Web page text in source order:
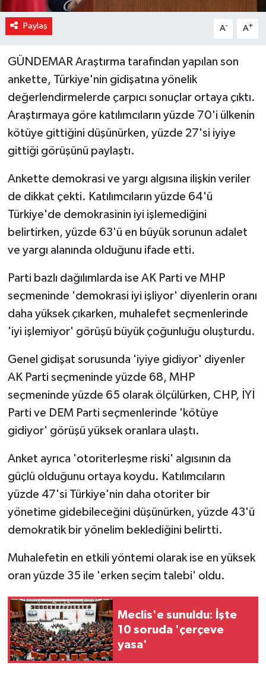
Paylaş A- A+
GÜNDEMAR Araştırma tarafından yapılan son
ankette, Türkiye'nin gidişatına yönelik
değerlendirmelerde çarpıcı sonuçlar ortaya çıktı.
Araştırmaya göre katılımcıların yüzde 70'i ülkenin
kötüye gittiğini düşünürken, yüzde 27'si iyiye
gittiği görüşünü paylaştı.
Ankette demokrasi ve yargı algısına ilişkin veriler
de dikkat çekti. Katılımcıların yüzde 64'ü
Türkiye'de demokrasinin iyi işlemediğini
belirtirken, yüzde 63'ü en büyük sorunun adalet
ve yargı alanında olduğunu ifade etti.
Parti bazlı dağılımlarda ise AK Parti ve MHP
seçmeninde 'demokrasi iyi işliyor' diyenlerin oranı
daha yüksek çıkarken, muhalefet seçmenlerinde
'iyi işlemiyor' görüşü büyük çoğunluğu oluşturdu.
Genel gidişat sorusunda 'iyiye gidiyor' diyenler
AK Parti seçmeninde yüzde 68, MHP
seçmeninde yüzde 65 olarak ölçülürken, CHP, İYİ
Parti ve DEM Parti seçmenlerinde 'kötüye
gidiyor' görüşü yüksek oranlara ulaştı.
Anket ayrıca 'otoriterleşme riski' algısının da
güçlü olduğunu ortaya koydu. Katılımcıların
yüzde 47'si Türkiye'nin daha otoriter bir
yönetime gidebileceğini düşünürken, yüzde 43'ü
demokratik bir yönelim beklediğini belirtti.
Muhalefetin en etkili yöntemi olarak ise en yüksek
oran yüzde 35 ile 'erken seçim talebi' oldu.
Meclis'e sunuldu: İşte
10 soruda 'çerçeve
yasa'
Son Dakika
Spor